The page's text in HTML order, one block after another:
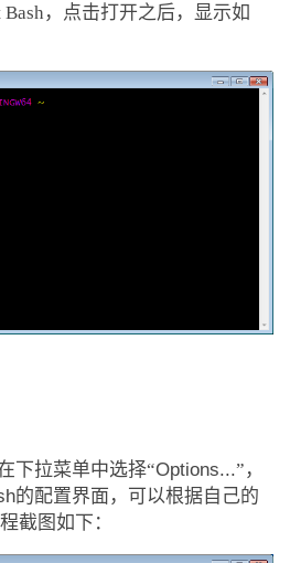
，点击打开之后，显示如
下拉菜单中选择“Options...” ，
的配置界面，可以根据自己的
截图如下：